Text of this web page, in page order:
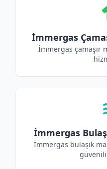
İmmergas
İmmergas çamaşır
İmmergas
İmmergas bulaşık